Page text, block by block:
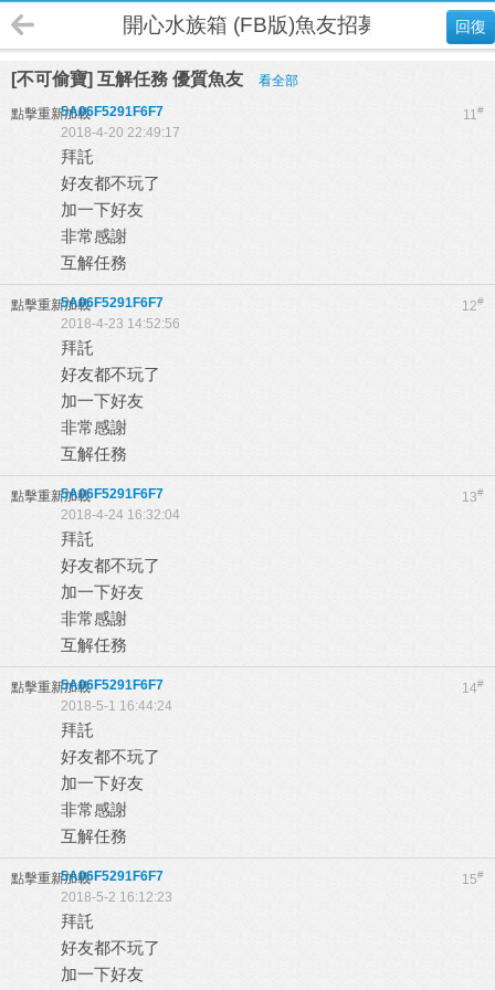
回復
開心水族箱 (FB版)魚友招募
[不可偷寶] 互解任務 優質魚友 看全部
點擊重新加載 11#
5A06F5291F6F7
2018-4-20 22:49:17
拜託
好友都不玩了
加一下好友
非常感謝
互解任務
點擊重新加載 12#
5A06F5291F6F7
2018-4-23 14:52:56
拜託
好友都不玩了
加一下好友
非常感謝
互解任務
點擊重新加載 13#
5A06F5291F6F7
2018-4-24 16:32:04
拜託
好友都不玩了
加一下好友
非常感謝
互解任務
點擊重新加載 14#
5A06F5291F6F7
2018-5-1 16:44:24
拜託
好友都不玩了
加一下好友
非常感謝
互解任務
點擊重新加載 15#
5A06F5291F6F7
2018-5-2 16:12:23
拜託
好友都不玩了
加一下好友